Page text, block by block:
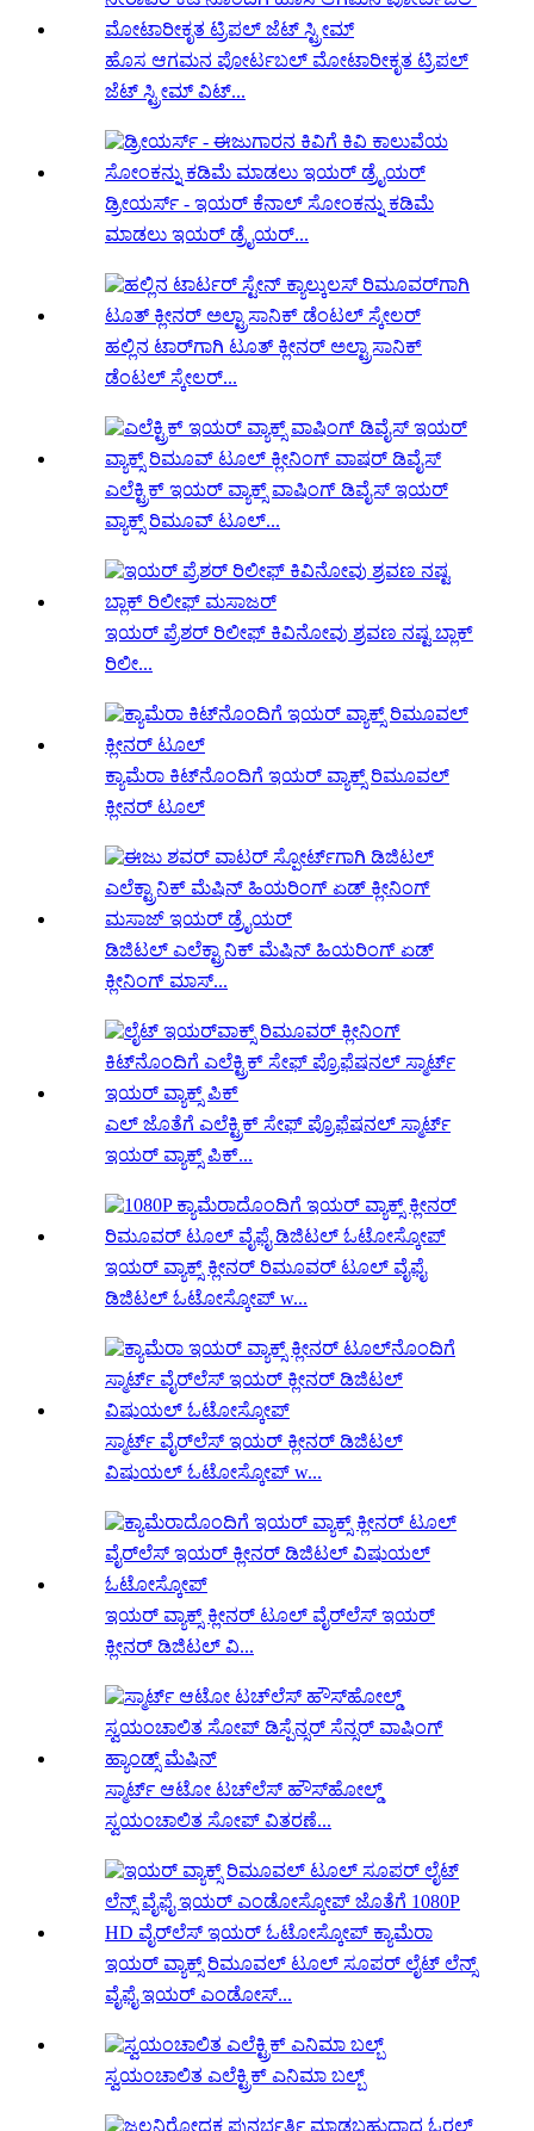
ಹೊಸ ಆಗಮನ ಪೋರ್ಟಬಲ್ ಮೋಟಾರೀಕೃತ ಟ್ರಿಪಲ್
ಜೆಟ್ ಸ್ಟ್ರೀಮ್ ವಿಟ್...
ಡ್ರೀಯರ್ಸ್ - ಇಯರ್ ಕೆನಾಲ್ ಸೋಂಕನ್ನು ಕಡಿಮೆ
ಮಾಡಲು ಇಯರ್ ಡ್ರೈಯರ್...
ಹಲ್ಲಿನ ಟಾರ್‌ಗಾಗಿ ಟೂತ್ ಕ್ಲೀನರ್ ಅಲ್ಟ್ರಾಸಾನಿಕ್
ಡೆಂಟಲ್ ಸ್ಕೇಲರ್...
ಎಲೆಕ್ಟ್ರಿಕ್ ಇಯರ್ ವ್ಯಾಕ್ಸ್ ವಾಷಿಂಗ್ ಡಿವೈಸ್ ಇಯರ್
ವ್ಯಾಕ್ಸ್ ರಿಮೂವ್ ಟೂಲ್...
ಇಯರ್ ಪ್ರೆಶರ್ ರಿಲೀಫ್ ಕಿವಿನೋವು ಶ್ರವಣ ನಷ್ಟ ಬ್ಲಾಕ್
ರಿಲೀ...
ಕ್ಯಾಮೆರಾ ಕಿಟ್‌ನೊಂದಿಗೆ ಇಯರ್ ವ್ಯಾಕ್ಸ್ ರಿಮೂವಲ್
ಕ್ಲೀನರ್ ಟೂಲ್
ಡಿಜಿಟಲ್ ಎಲೆಕ್ಟ್ರಾನಿಕ್ ಮೆಷಿನ್ ಹಿಯರಿಂಗ್ ಏಡ್
ಕ್ಲೀನಿಂಗ್ ಮಾಸ್...
ಎಲ್ ಜೊತೆಗೆ ಎಲೆಕ್ಟ್ರಿಕ್ ಸೇಫ್ ಪ್ರೊಫೆಷನಲ್ ಸ್ಮಾರ್ಟ್
ಇಯರ್ ವ್ಯಾಕ್ಸ್ ಪಿಕ್...
ಇಯರ್ ವ್ಯಾಕ್ಸ್ ಕ್ಲೀನರ್ ರಿಮೂವರ್ ಟೂಲ್ ವೈಫೈ
ಡಿಜಿಟಲ್ ಓಟೋಸ್ಕೋಪ್ w...
ಸ್ಮಾರ್ಟ್ ವೈರ್‌ಲೆಸ್ ಇಯರ್ ಕ್ಲೀನರ್ ಡಿಜಿಟಲ್
ವಿಷುಯಲ್ ಓಟೋಸ್ಕೋಪ್ w...
ಇಯರ್ ವ್ಯಾಕ್ಸ್ ಕ್ಲೀನರ್ ಟೂಲ್ ವೈರ್‌ಲೆಸ್ ಇಯರ್
ಕ್ಲೀನರ್ ಡಿಜಿಟಲ್ ವಿ...
ಸ್ಮಾರ್ಟ್ ಆಟೋ ಟಚ್‌ಲೆಸ್ ಹೌಸ್‌ಹೋಲ್ಡ್
ಸ್ವಯಂಚಾಲಿತ ಸೋಪ್ ವಿತರಣೆ...
ಇಯರ್ ವ್ಯಾಕ್ಸ್ ರಿಮೂವಲ್ ಟೂಲ್ ಸೂಪರ್ ಲೈಟ್ ಲೆನ್ಸ್
ವೈಫೈ ಇಯರ್ ಎಂಡೋಸ್...
ಸ್ವಯಂಚಾಲಿತ ಎಲೆಕ್ಟ್ರಿಕ್ ಎನಿಮಾ ಬಲ್ಬ್